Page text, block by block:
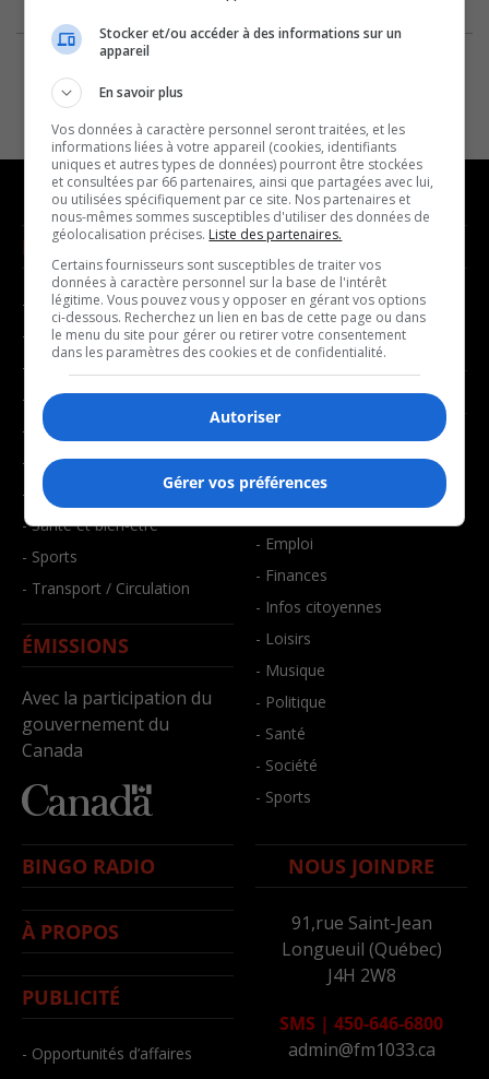
NOUVELLES
- Affaires municipales
- Communauté / Social
- Culture
- Économie
- Éducation
- Environnement
- Faits divers
- Santé et bien-être
- Sports
- Transport / Circulation
ÉMISSIONS
Avec la participation du
gouvernement du
Canada
MUSIQUE
- Décompte franco
- Joué récemment
BALADOS
- Art de vivre
- Bien-être
- Emploi
- Finances
- Infos citoyennes
- Loisirs
- Musique
- Politique
- Santé
- Société
- Sports
BINGO RADIO
À PROPOS
PUBLICITÉ
- Opportunités d’affaires
NOUS JOINDRE
91,rue Saint-Jean
Longueuil (Québec)
J4H 2W8
SMS | 450-646-6800
admin@fm1033.ca
Stocker et/ou accéder à des informations sur un
appareil
En savoir plus
Vos données à caractère personnel seront traitées, et les
informations liées à votre appareil (cookies, identifiants
uniques et autres types de données) pourront être stockées
et consultées par 66 partenaires, ainsi que partagées avec lui,
ou utilisées spécifiquement par ce site. Nos partenaires et
nous-mêmes sommes susceptibles d'utiliser des données de
géolocalisation précises. Liste des partenaires.
Certains fournisseurs sont susceptibles de traiter vos
données à caractère personnel sur la base de l'intérêt
légitime. Vous pouvez vous y opposer en gérant vos options
ci-dessous. Recherchez un lien en bas de cette page ou dans
le menu du site pour gérer ou retirer votre consentement
dans les paramètres des cookies et de confidentialité.
Autoriser
Gérer vos préférences